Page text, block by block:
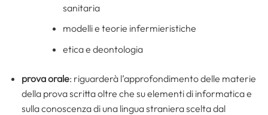
sanitaria
modelli e teorie infermieristiche
etica e deontologia
prova orale: riguarderà l’approfondimento delle materie
della prova scritta oltre che su elementi di informatica e
sulla conoscenza di una lingua straniera scelta dal